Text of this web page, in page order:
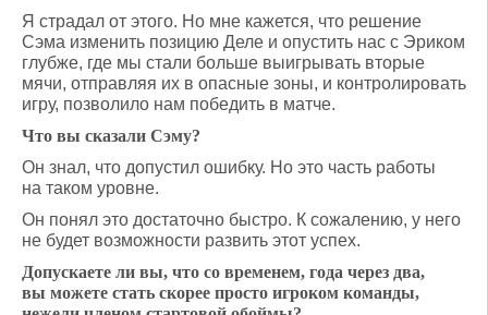
Я страдал от этого. Но мне кажется, что решение
Сэма изменить позицию Деле и опустить нас с Эриком
глубже, где мы стали больше выигрывать вторые
мячи, отправляя их в опасные зоны, и контролировать
игру, позволило нам победить в матче.
Что вы сказали Сэму?
Он знал, что допустил ошибку. Но это часть работы
на таком уровне.
Он понял это достаточно быстро. К сожалению, у него
не будет возможности развить этот успех.
Допускаете ли вы, что со временем, года через два,
вы можете стать скорее просто игроком команды,